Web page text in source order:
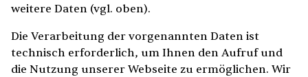
weitere Daten (vgl. oben).
Die Verarbeitung der vorgenannten Daten ist
technisch erforderlich, um Ihnen den Aufruf und
die Nutzung unserer Webseite zu ermöglichen. Wir